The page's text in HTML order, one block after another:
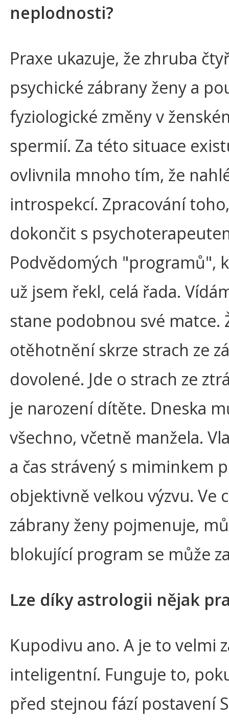
neplodnosti?
Praxe ukazuje, že zhruba
psychické zábrany ženy a
fyziologické změny v
spermií. Za této situace
ovlivnila mnoho tím, že
introspekcí. Zpracování
dokončit s
Podvědomých "programů",
už jsem řekl, celá řada.
stane podobnou své matce.
otěhotnění skrze strach ze
dovolené. Jde o strach ze
je narození dítěte. Dneska
všechno, včetně manžela.
a čas strávený s miminkem
objektivně velkou výzvu. Ve
zábrany ženy pojmenuje,
blokující program se může
Lze díky astrologii nějak
Kupodivu ano. A je to velmi
inteligentní. Funguje to,
před stejnou fází postavení